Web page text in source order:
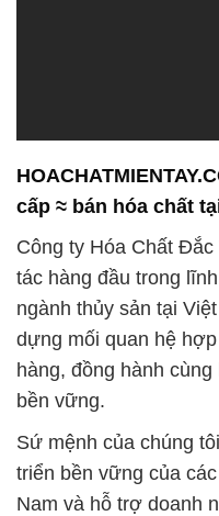
cấp ≈ bán hóa chất
Công ty Hóa Chất
tác hàng đầu trong
ngành thủy sản tại
dựng mối quan hệ
hàng, đồng hành
bền vững.
Sứ mệnh của chúng
triển bền vững của
Nam và hỗ trợ doanh